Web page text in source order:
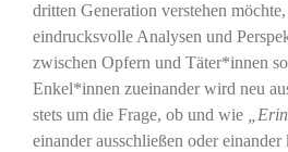
dritten Generation verstehen
eindrucksvolle Analysen und
zwischen Opfern und Täter*innen
Enkel*innen zueinander wird neu
stets um die Frage, ob und wie
einander ausschließen oder